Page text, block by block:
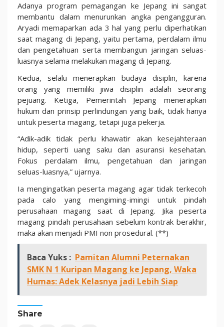
Adanya program pemagangan ke Jepang ini sangat
membantu dalam menurunkan angka pengangguran.
Aryadi memaparkan ada 3 hal yang perlu diperhatikan
saat magang di Jepang, yaitu pertama, perdalam ilmu
dan pengetahuan serta membangun jaringan seluas-
luasnya selama melakukan magang di Jepang.
Kedua, selalu menerapkan budaya disiplin, karena
orang yang memiliki jiwa disiplin adalah seorang
pejuang. Ketiga, Pemerintah Jepang menerapkan
hukum dan prinsip perlindungan yang baik, tidak hanya
untuk peserta magang, tetapi juga pekerja.
“Adik-adik tidak perlu khawatir akan kesejahteraan
hidup, seperti uang saku dan asuransi kesehatan.
Fokus perdalam ilmu, pengetahuan dan jaringan
seluas-luasnya,” ujarnya.
Ia mengingatkan peserta magang agar tidak terkecoh
pada calo yang mengiming-imingi untuk pindah
perusahaan magang saat di Jepang. Jika peserta
magang pindah perusahaan sebelum kontrak berakhir,
maka akan menjadi PMI non prosedural. (**)
Baca Yuks : Pamitan Alumni Peternakan
SMK N 1 Kuripan Magang ke Jepang, Waka
Humas: Adek Kelasnya jadi Lebih Siap
Share